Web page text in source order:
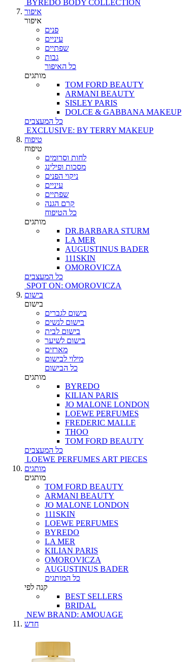
BYREDO BODY COLLECTION
איפור
איפור
פנים
עיניים
שפתיים
גבות
כל האיפור
מותגים
TOM FORD BEAUTY
ARMANI BEAUTY
SISLEY PARIS
DOLCE & GABBANA MAKEUP
כל המעצבים
EXCLUSIVE: BY TERRY MAKEUP
טיפוח
טיפוח
לחות וסרומים
מסכות ופילינג
ניקוי הפנים
עיניים
שפתיים
קרם הגנה
כל הטיפוח
מותגים
DR.BARBARA STURM
LA MER
AUGUSTINUS BADER
111SKIN
OMOROVICZA
כל המעצבים
SPOT ON: OMOROVICZA
בישום
בישום
בישום לגברים
בישום לנשים
בישום לבית
בישום לשיער
מארזים
מילוי לבישום
כל הבישום
מותגים
BYREDO
KILIAN PARIS
JO MALONE LONDON
LOEWE PERFUMES
FREDERIC MALLE
THOO
TOM FORD BEAUTY
כל המעצבים
LOEWE PERFUMES ART PIECES
מותגים
מותגים
TOM FORD BEAUTY
ARMANI BEAUTY
JO MALONE LONDON
111SKIN
LOEWE PERFUMES
BYREDO
LA MER
KILIAN PARIS
OMOROVICZA
AUGUSTINUS BADER
כל המותגים
קנה לפי
BEST SELLERS
BRIDAL
NEW BRAND: AMOUAGE
חדש